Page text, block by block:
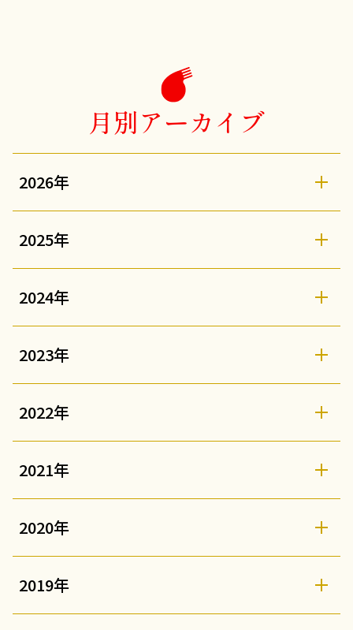
月別アーカイブ
2026年
2025年
2024年
2023年
2022年
2021年
2020年
2019年